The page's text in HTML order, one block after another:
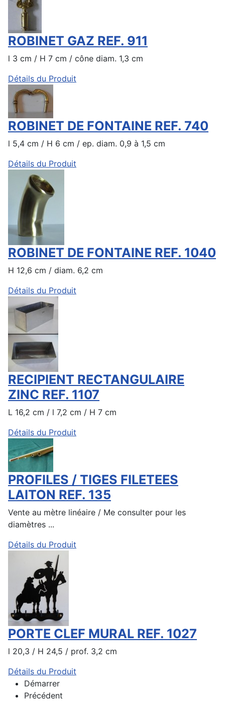
ROBINET GAZ REF. 911
l 3 cm / H 7 cm / cône diam. 1,3 cm
Détails du Produit
ROBINET DE FONTAINE REF. 740
l 5,4 cm / H 6 cm / ep. diam. 0,9 à 1,5 cm
Détails du Produit
ROBINET DE FONTAINE REF. 1040
H 12,6 cm / diam. 6,2 cm
Détails du Produit
RECIPIENT RECTANGULAIRE
ZINC REF. 1107
L 16,2 cm / l 7,2 cm / H 7 cm
Détails du Produit
PROFILES / TIGES FILETEES
LAITON REF. 135
Vente au mètre linéaire / Me consulter pour les
diamètres ...
Détails du Produit
PORTE CLEF MURAL REF. 1027
l 20,3 / H 24,5 / prof. 3,2 cm
Détails du Produit
Démarrer
Précédent